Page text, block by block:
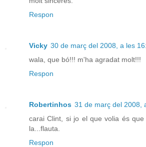
Respon
Vicky 30 de març del 2008, a les
wala, que bó!!! m'ha agradat molt!!!
Respon
Robertinhos 31 de març del 2008,
carai Clint, si jo el que volia és
la...flauta.
Respon